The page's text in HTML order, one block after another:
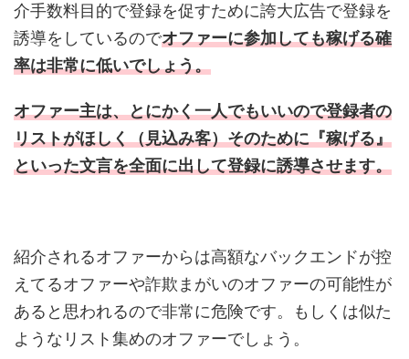
介手数料目的で登録を促すために誇大広告で登録を
誘導をしているのでオファーに参加しても稼げる確
率は非常に低いでしょう。
オファー主は、とにかく一人でもいいので登録者の
リストがほしく（見込み客）そのために『稼げる』
といった文言を全面に出して登録に誘導させます。
紹介されるオファーからは高額なバックエンドが控
えてるオファーや詐欺まがいのオファーの可能性が
あると思われるので非常に危険です。もしくは似た
ようなリスト集めのオファーでしょう。